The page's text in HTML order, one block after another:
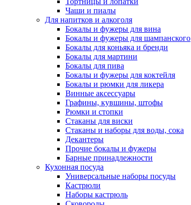
Чаши и пиалы
Для напитков и алкоголя
Бокалы и фужеры для вина
Бокалы и фужеры для шампанского
Бокалы для коньяка и бренди
Бокалы для мартини
Бокалы для пива
Бокалы и фужеры для коктейля
Бокалы и рюмки для ликера
Винные аксессуары
Графины, кувшины, штофы
Рюмки и стопки
Стаканы для виски
Стаканы и наборы для воды, сока
Декантеры
Прочие бокалы и фужеры
Барные принадлежности
Кухонная посуда
Универсальные наборы посуды
Кастрюли
Наборы кастрюль